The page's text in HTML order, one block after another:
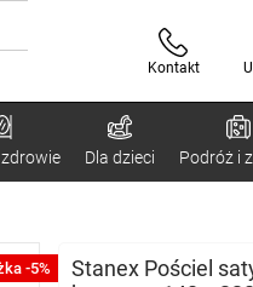
Kontakt
Dla dzieci Podróż i
-5%
Stanex Pościel